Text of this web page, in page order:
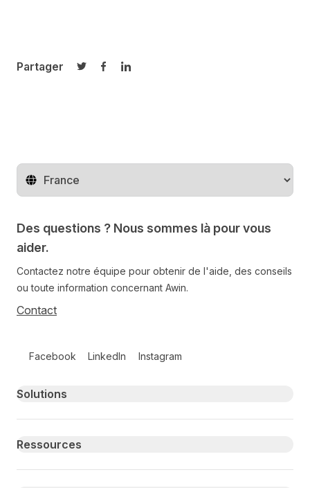
Partager
Partager sur Twitter
Partager sur Facebook
Partager sur LinkedIn
Changer de pays
Des questions ? Nous sommes là pour vous
aider.
Contactez notre équipe pour obtenir de l'aide, des conseils
ou toute information concernant Awin.
Contact
Facebook LinkedIn Instagram
Primary footer navigation
Solutions
Ressources